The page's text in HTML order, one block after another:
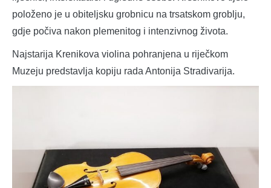
položeno je u obiteljsku grobnicu na trsatskom groblju,
gdje počiva nakon plemenitog i intenzivnog života.
Najstarija Krenikova violina pohranjena u riječkom
Muzeju predstavlja kopiju rada Antonija Stradivarija.